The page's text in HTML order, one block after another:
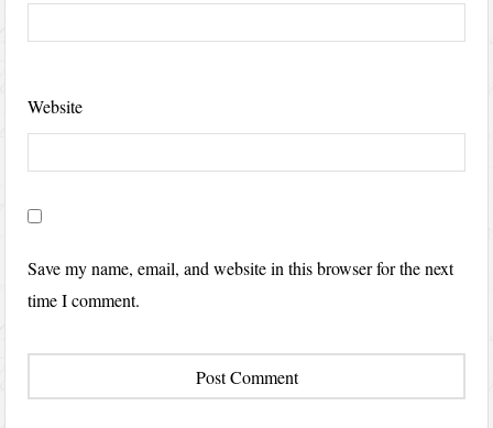
Website
Save my name, email, and website in this browser for the next
time I comment.